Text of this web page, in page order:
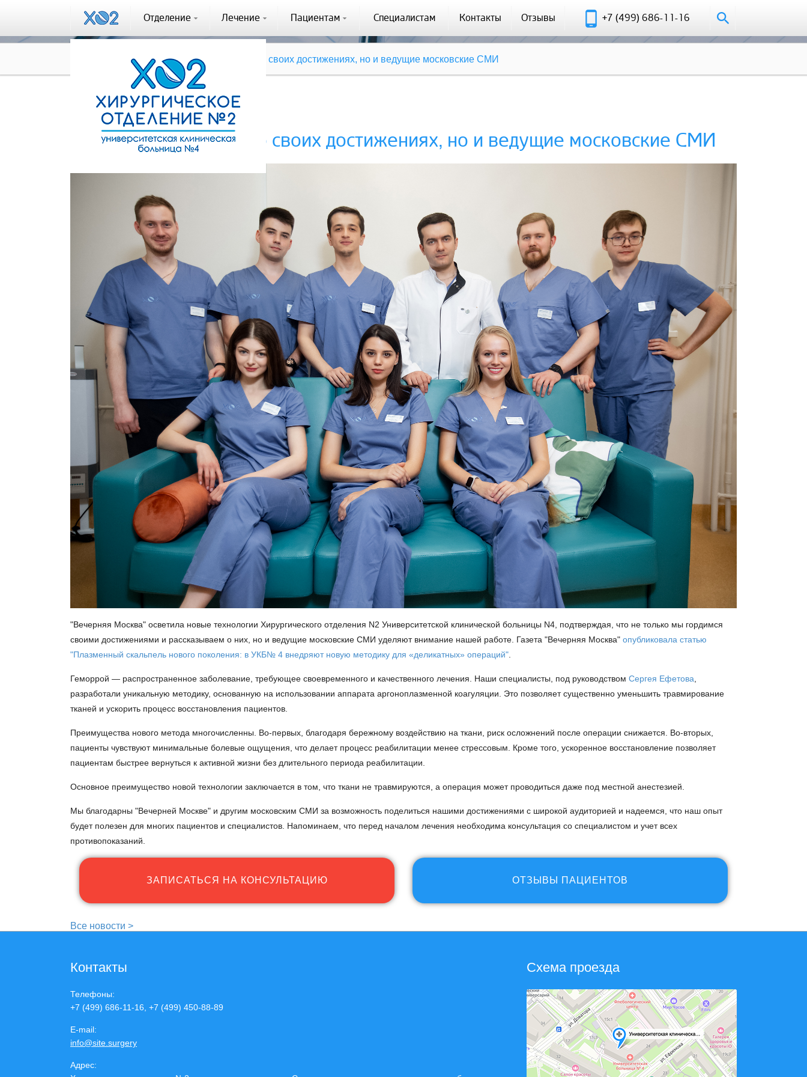
Отделение Лечение Пациентам Специалистам Контакты Отзывы +7 (499) 686-11-16
Новости Не только мы пишем о своих достижениях, но и ведущие московские СМИ
11.10.2023
Не только мы пишем о своих достижениях, но и ведущие московские СМИ
"Вечерняя Москва" осветила новые технологии Хирургического отделения N2 Университетской клинической больницы N4, подтверждая, что не только мы гордимся
своими достижениями и рассказываем о них, но и ведущие московские СМИ уделяют внимание нашей работе. Газета "Вечерняя Москва" опубликовала статью
"Плазменный скальпель нового поколения: в УКБ№ 4 внедряют новую методику для «деликатных» операций"
Геморрой — распространенное заболевание, требующее своевременного и качественного лечения. Наши специалисты, под руководством Сергея Ефетова
разработали уникальную методику, основанную на использовании аппарата аргоноплазменной коагуляции. Это позволяет существенно уменьшить травмирование
тканей и ускорить процесс восстановления пациентов.
Преимущества нового метода многочисленны. Во-первых, благодаря бережному воздействию на ткани, риск осложнений после операции снижается. Во-вторых,
пациенты чувствуют минимальные болевые ощущения, что делает процесс реабилитации менее стрессовым. Кроме того, ускоренное восстановление позволяет
пациентам быстрее вернуться к активной жизни без длительного периода реабилитации.
Основное преимущество новой технологии заключается в том, что ткани не травмируются, а операция может проводиться даже под местной анестезией.
Мы благодарны "Вечерней Москве" и другим московским СМИ за возможность поделиться нашими достижениями с широкой аудиторией и надеемся, что наш опыт
будет полезен для многих пациентов и специалистов. Напоминаем, что перед началом лечения необходима консультация со специалистом и учет всех
противопоказаний.
ЗАПИСАТЬСЯ НА КОНСУЛЬТАЦИЮ ОТЗЫВЫ ПАЦИЕНТОВ
Все новости >
Контакты
Телефоны:
+7 (499) 686-11-16, +7 (499) 450-88-89
E-mail:
info@site.surgery
Адрес:
Схема проезда